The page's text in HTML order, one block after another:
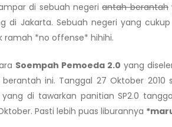
di sebuah negeriantah berantah
di Jakarta. Sebuah negeri yang
ramah *no offense* hihihi.
Soempah Pemoeda 2.0 yang
ini. Tanggal 27 Oktober 2010
di tawarkan panitian SP2.0
Pasti lebih puas liburannya